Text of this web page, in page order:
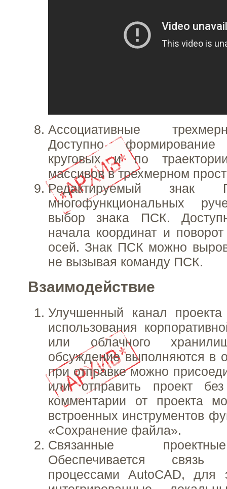
Ассоциативные
Доступно формирование
круговых и по
массивов в трехмерном
Редактируемый знак
многофункциональных
выбор знака ПСК.
начала координат и
осей. Знак ПСК можно
не вызывая команду ПСК.
Взаимодействие
Улучшенный канал
использования
или облачного
обсуждение выполняются в
при отправке можно
или отправить проект
комментарии от проекта
встроенных инструментов
«Сохранение файла».
Связанные
Обеспечивается
процессами AutoCAD, для